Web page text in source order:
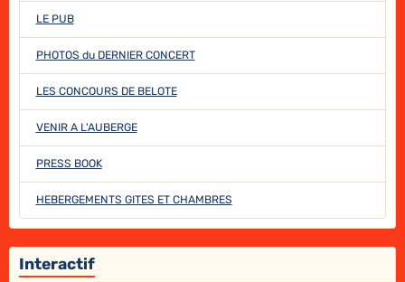
LE PUB
PHOTOS du DERNIER CONCERT
LES CONCOURS DE BELOTE
VENIR A L'AUBERGE
PRESS BOOK
HEBERGEMENTS GITES ET CHAMBRES
Interactif